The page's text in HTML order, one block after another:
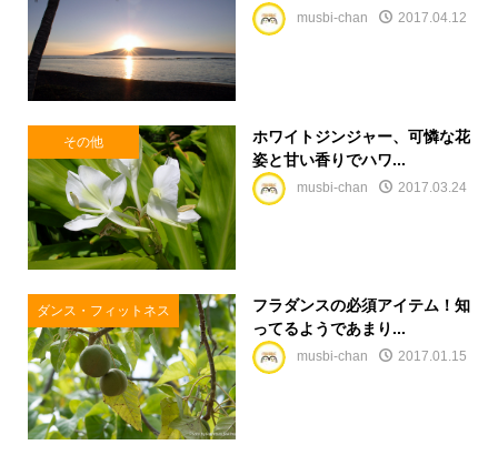
musbi-chan 2017.04.12
その他
ホワイトジンジャー、可憐な花
姿と甘い香りでハワ...
musbi-chan 2017.03.24
ダンス・フィットネス
フラダンスの必須アイテム！知
ってるようであまり...
musbi-chan 2017.01.15